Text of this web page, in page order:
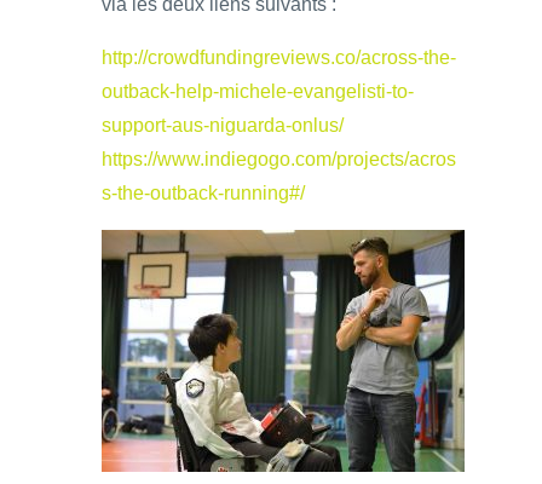
via les deux liens suivants :
http://crowdfundingreviews.co/across-the-
outback-help-michele-evangelisti-to-
support-aus-niguarda-onlus/
https://www.indiegogo.com/projects/acros
s-the-outback-running#/